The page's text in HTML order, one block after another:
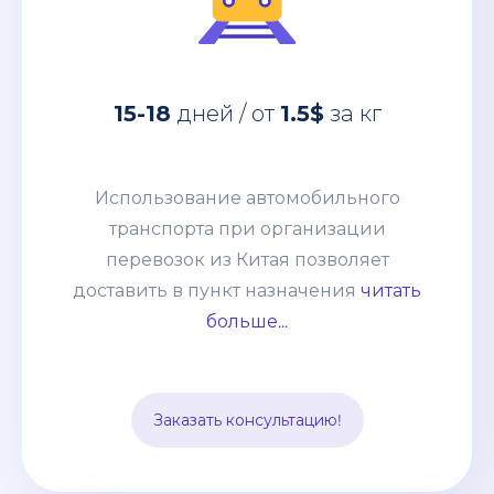
15-18 дней / от 1.5$за кг
Использование автомобильного
транспорта при организации
перевозок из Китая позволяет
доставить в пункт назначения читать
больше...
Заказать консультацию!
транспорта при организации
сборных грузов, что позволяет
опта.